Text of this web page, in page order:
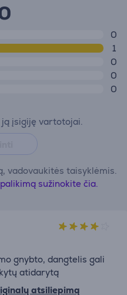
0
1
0
0
0
įsigiję vartotojai.
vadovaukitės taisyklėmis.
sužinokite čia.
gnybto, dangtelis gali
atidarytą
atsiliepimą